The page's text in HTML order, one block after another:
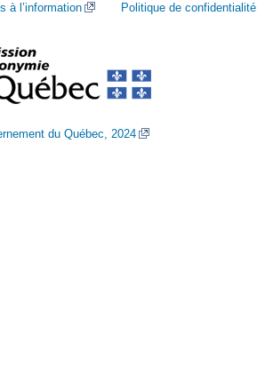
à l’information Politique de confidentialité
du Québec, 2024